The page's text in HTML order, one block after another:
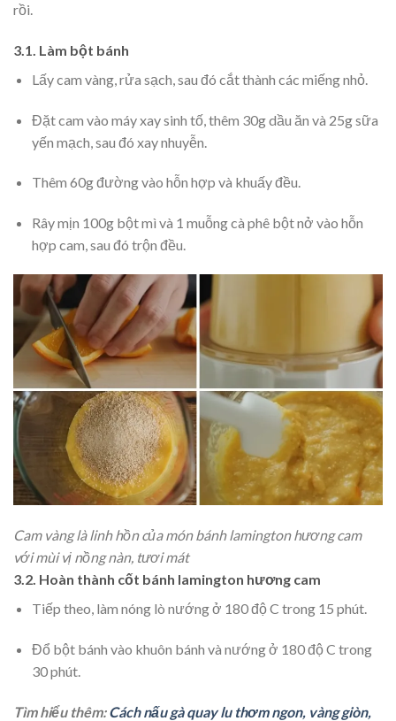
rồi.
3.1. Làm bột bánh
Lấy cam vàng, rửa sạch, sau đó cắt thành các miếng nhỏ.
Đặt cam vào máy xay sinh tố, thêm 30g dầu ăn và 25g sữa
yến mạch, sau đó xay nhuyễn.
Thêm 60g đường vào hỗn hợp và khuấy đều.
Rây mịn 100g bột mì và 1 muỗng cà phê bột nở vào hỗn
hợp cam, sau đó trộn đều.
Cam vàng là linh hồn của món bánh lamington hương cam
với mùi vị nồng nàn, tươi mát
3.2. Hoàn thành cốt bánh lamington hương cam
Tiếp theo, làm nóng lò nướng ở 180 độ C trong 15 phút.
Đổ bột bánh vào khuôn bánh và nướng ở 180 độ C trong
30 phút.
Tìm hiểu thêm:Cách nấu gà quay lu thơm ngon, vàng giòn,